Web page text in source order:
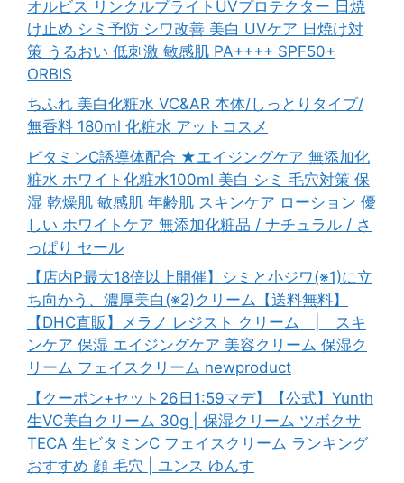
オルビス リンクルブライトUVプロテクター 日焼
け止め シミ予防 シワ改善 美白 UVケア 日焼け対
策 うるおい 低刺激 敏感肌 PA++++ SPF50+
ORBIS
ちふれ 美白化粧水 VC&AR 本体/しっとりタイプ/
無香料 180ml 化粧水 アットコスメ
ビタミンC誘導体配合 ★エイジングケア 無添加化
粧水 ホワイト化粧水100ml 美白 シミ 毛穴対策 保
湿 乾燥肌 敏感肌 年齢肌 スキンケア ローション 優
しい ホワイトケア 無添加化粧品 / ナチュラル / さ
っぱり セール
【店内P最大18倍以上開催】シミと小ジワ(※1)に立
ち向かう、濃厚美白(※2)クリーム【送料無料】
【DHC直販】メラノ レジスト クリーム | スキ
ンケア 保湿 エイジングケア 美容クリーム 保湿ク
リーム フェイスクリーム newproduct
【クーポン+セット26日1:59マデ】【公式】Yunth
生VC美白クリーム 30g | 保湿クリーム ツボクサ
TECA 生ビタミンC フェイスクリーム ランキング
おすすめ 顔 毛穴 | ユンス ゆんす